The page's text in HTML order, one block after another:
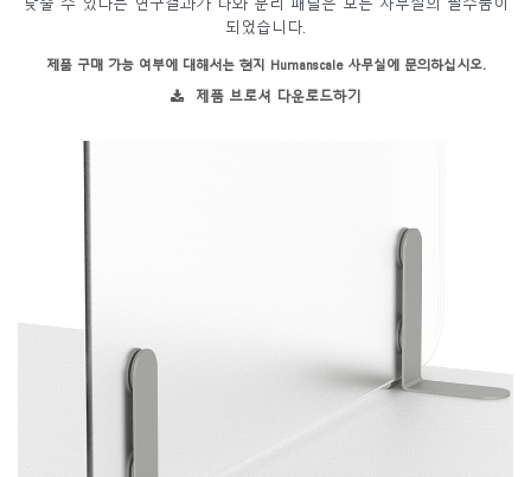
되었습니다.
제품 구매 가능 여부에 대해서는 현지 Humanscale 사무실에 문의하십시오.
제품 브로셔 다운로드하기